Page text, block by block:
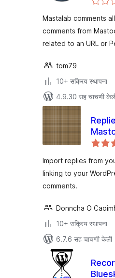
Mastalab comments
comments from
related to an URL or
tom79
10+ सक्रिय स्थापना
4.9.30 सह चाचणी
Import replies from
linking to your
comments.
Donncha O
10+ सक्रिय स्थापना
6.7.6 सह चाचणी केली